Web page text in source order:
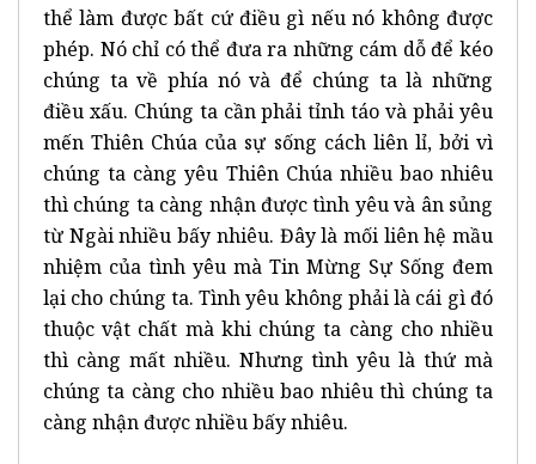
thể làm được bất cứ điều gì nếu nó không được
phép. Nó chỉ có thể đưa ra những cám dỗ để kéo
chúng ta về phía nó và để chúng ta là những
điều xấu. Chúng ta cần phải tỉnh táo và phải yêu
mến Thiên Chúa của sự sống cách liên lỉ, bởi vì
chúng ta càng yêu Thiên Chúa nhiều bao nhiêu
thì chúng ta càng nhận được tình yêu và ân sủng
từ Ngài nhiều bấy nhiêu. Đây là mối liên hệ mầu
nhiệm của tình yêu mà Tin Mừng Sự Sống đem
lại cho chúng ta. Tình yêu không phải là cái gì đó
thuộc vật chất mà khi chúng ta càng cho nhiều
thì càng mất nhiều. Nhưng tình yêu là thứ mà
chúng ta càng cho nhiều bao nhiêu thì chúng ta
càng nhận được nhiều bấy nhiêu.